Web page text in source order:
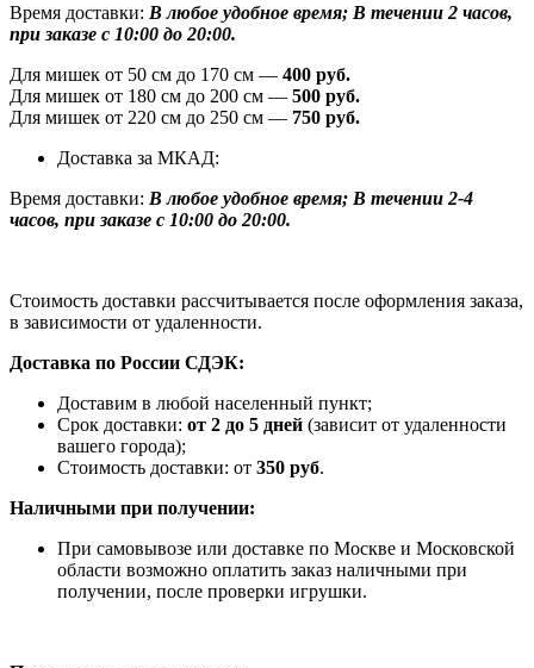
Время доставки: В любое удобное время; В течении 2 часов,
при заказе с 10:00 до 20:00.
Для мишек от 50 см до 170 см — 400 руб.
Для мишек от 180 см до 200 см — 500 руб.
Для мишек от 220 см до 250 см — 750 руб.
Доставка за МКАД:
Время доставки: В любое удобное время; В течении 2-4
часов, при заказе с 10:00 до 20:00.
Стоимость доставки рассчитывается после оформления заказа,
в зависимости от удаленности.
Доставка по России СДЭК:
Доставим в любой населенный пункт;
Срок доставки: от 2 до 5 дней (зависит от удаленности
вашего города);
Стоимость доставки: от 350 руб.
Наличными при получении:
При самовывозе или доставке по Москве и Московской
области возможно оплатить заказ наличными при
получении, после проверки игрушки.